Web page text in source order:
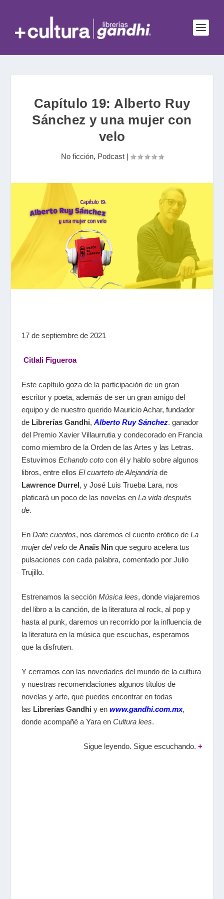
Capítulo 19: Alberto Ruy
Sánchez y una mujer con
velo
No ficción, Podcast|
17 de septiembre de 2021
Citlali Figueroa
Este capítulo goza de la participación de un gran
escritor y poeta, además de ser un gran amigo del
equipo y de nuestro querido Mauricio Achar, fundador
de Librerías Gandhi, Alberto Ruy Sánchez. ganador
del Premio Xavier Villaurrutia y condecorado en Francia
como miembro de la Orden de las Artes y las Letras.
Estuvimos Echando cotocon él y hablo sobre algunos
libros, entre ellos El cuarteto de Alejandríade
Lawrence Durrel, y José Luis Trueba Lara, nos
platicará un poco de las novelas en La vida después
de.
En Date cuentos, nos daremos el cuento erótico de La
mujer del velode Anaïs Nin que seguro acelera tus
pulsaciones con cada palabra, comentado por Julio
Trujillo.
Estrenamos la sección Música lees, donde viajaremos
del libro a la canción, de la literatura al rock, al pop y
hasta al punk, daremos un recorrido por la influencia de
la literatura en la música que escuchas, esperamos
que la disfruten.
Y cerramos con las novedades del mundo de la cultura
y nuestras recomendaciones algunos títulos de
novelas y arte, que puedes encontrar en todas
las Librerías Gandhi y en www.gandhi.com.mx,
donde acompañé a Yara en Cultura lees.
Sigue leyendo. Sigue escuchando.+